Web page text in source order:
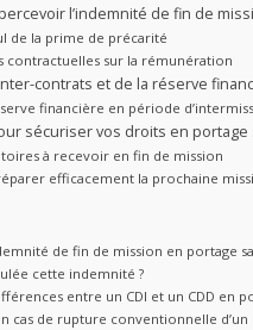
l’indemnité de fin de
de la prime de précarité
contractuelles sur la rémunération
contrats et de la réserve
financière en période
sécuriser vos droits en portage
à recevoir en fin de mission
efficacement la prochaine
de fin de mission en portage
cette indemnité ?
entre un CDI et un CDD en
cas de rupture conventionnelle